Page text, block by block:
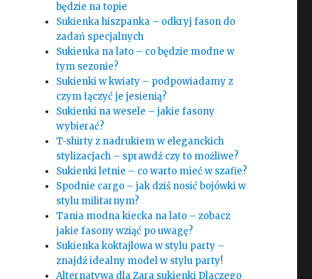
będzie na topie
Sukienka hiszpanka – odkryj fason do
zadań specjalnych
Sukienka na lato – co będzie modne w
tym sezonie?
Sukienki w kwiaty – podpowiadamy z
czym łączyć je jesienią?
Sukienki na wesele – jakie fasony
wybierać?
T-shirty z nadrukiem w eleganckich
stylizacjach – sprawdź czy to możliwe?
Sukienki letnie – co warto mieć w szafie?
Spodnie cargo – jak dziś nosić bojówki w
stylu militarnym?
Tania modna kiecka na lato – zobacz
jakie fasony wziąć po uwagę?
Sukienka koktajlowa w stylu party –
znajdź idealny model w stylu party!
Alternatywa dla Zara sukienki Dlaczego